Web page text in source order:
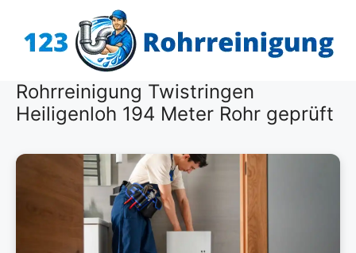
Inhalt
Rohrreinigung Twistringen
Heiligenloh 194 Meter Rohr geprüft